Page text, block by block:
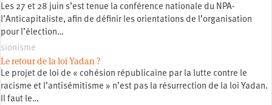
Les 27 et 28 juin s’est tenue la conférence nationale du NPA-
l’Anticapitaliste, afin de définir les orientations de l’organisation
pour l’élection…
sionisme
Le retour de la loi Yadan ?
Le projet de loi de « cohésion républicaine par la lutte contre le
racisme et l’antisémitisme » n’est pas la résurrection de la loi Yadan.
Il faut le…